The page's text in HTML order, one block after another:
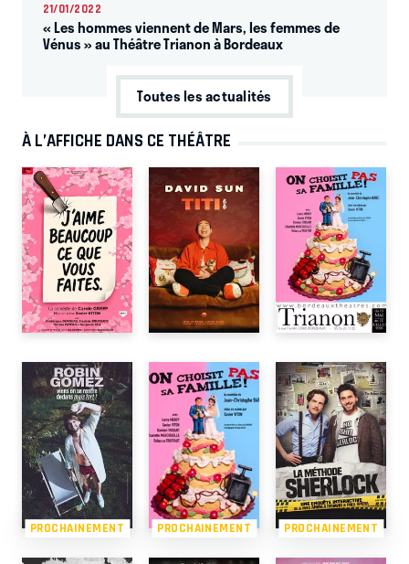
21/01/2022
« Les hommes viennent de Mars, les femmes de
Vénus » au Théâtre Trianon à Bordeaux
Toutes les actualités
À L’AFFICHE DANS CE THÉÂTRE
PROCHAINEMENT PROCHAINEMENT PROCHAINEMENT